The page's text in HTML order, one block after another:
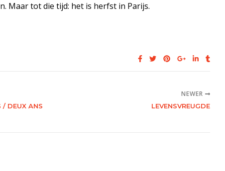
Maar tot die tijd: het is herfst in Parijs.
/ DEUX ANS
NEWER
LEVENSVREUGDE